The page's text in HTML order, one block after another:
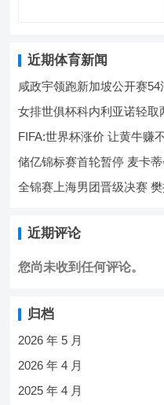
近期体育新闻
咸政宇领跑新加坡公开赛
女排世俱杯科内利亚诺轻取
FIFA:世界杯涨价 让黄牛赚
储亿锦标赛首轮暂停 麦卡
全锦赛上海男团晋级决赛
近期评论
您尚未收到任何评论。
归档
2026 年 5 月
2026 年 4 月
2025 年 4 月